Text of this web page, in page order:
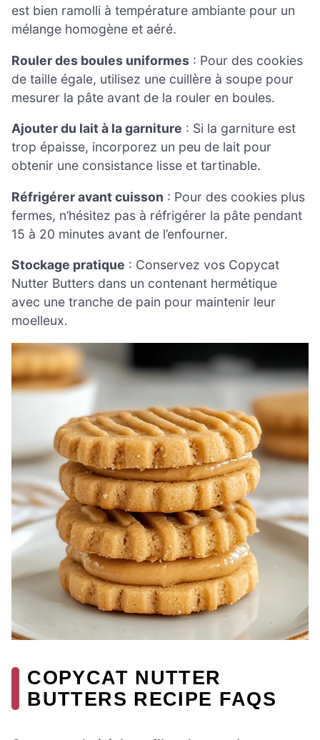
est bien ramolli à température ambiante pour un
mélange homogène et aéré.
Rouler des boules uniformes : Pour des cookies
de taille égale, utilisez une cuillère à soupe pour
mesurer la pâte avant de la rouler en boules.
Ajouter du lait à la garniture : Si la garniture est
trop épaisse, incorporez un peu de lait pour
obtenir une consistance lisse et tartinable.
Réfrigérer avant cuisson : Pour des cookies plus
fermes, n’hésitez pas à réfrigérer la pâte pendant
15 à 20 minutes avant de l’enfourner.
Stockage pratique : Conservez vos Copycat
Nutter Butters dans un contenant hermétique
avec une tranche de pain pour maintenir leur
moelleux.
COPYCAT NUTTER
BUTTERS RECIPE FAQS